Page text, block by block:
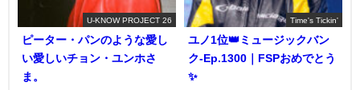
U-KNOW PROJECT 26
ピーター・パンのような愛し
い愛しいチョン・ユンホさ
ま。
Time's Tickin'
ユノ1位👑ミュージックバン
ク-Ep.1300｜FSPおめでとう
✨️